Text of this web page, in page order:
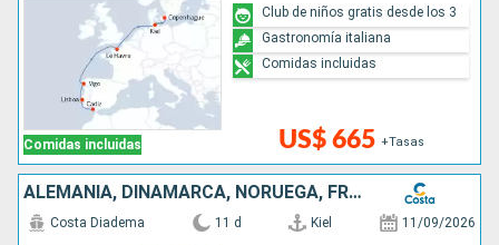
Comidas incluidas US$ 665 +Tasas
Club de niños gratis desde los 3
Gastronomía italiana
Comidas incluidas
ALEMANIA, DINAMARCA, NORUEGA, FRANCIA, ESPAÑA
Costa Diadema 11 d Kiel 11/09/2026